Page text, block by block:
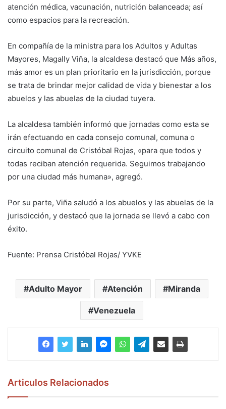
atención médica, vacunación, nutrición balanceada; así
como espacios para la recreación.
En compañía de la ministra para los Adultos y Adultas
Mayores, Magally Viña, la alcaldesa destacó que Más años,
más amor es un plan prioritario en la jurisdicción, porque
se trata de brindar mejor calidad de vida y bienestar a los
abuelos y las abuelas de la ciudad tuyera.
La alcaldesa también informó que jornadas como esta se
irán efectuando en cada consejo comunal, comuna o
circuito comunal de Cristóbal Rojas, «para que todos y
todas reciban atención requerida. Seguimos trabajando
por una ciudad más humana», agregó.
Por su parte, Viña saludó a los abuelos y las abuelas de la
jurisdicción, y destacó que la jornada se llevó a cabo con
éxito.
Fuente: Prensa Cristóbal Rojas/ YVKE
Adulto Mayor Atención Miranda
Venezuela
Articulos Relacionados